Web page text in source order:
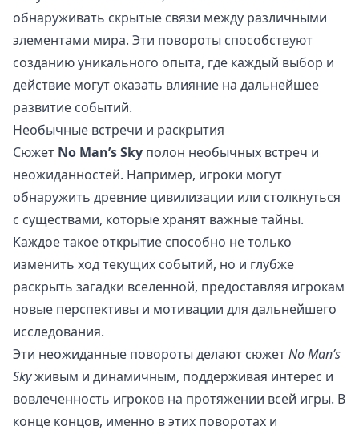
обнаруживать скрытые связи между различными
элементами мира. Эти повороты способствуют
созданию уникального опыта, где каждый выбор и
действие могут оказать влияние на дальнейшее
развитие событий.
Необычные встречи и раскрытия
Сюжет No Man’s Sky полон необычных встреч и
неожиданностей. Например, игроки могут
обнаружить древние цивилизации или столкнуться
с существами, которые хранят важные тайны.
Каждое такое открытие способно не только
изменить ход текущих событий, но и глубже
раскрыть загадки вселенной, предоставляя игрокам
новые перспективы и мотивации для дальнейшего
исследования.
Эти неожиданные повороты делают сюжетNo Man’s
Skyживым и динамичным, поддерживая интерес и
вовлеченность игроков на протяжении всей игры. В
конце концов, именно в этих поворотах и